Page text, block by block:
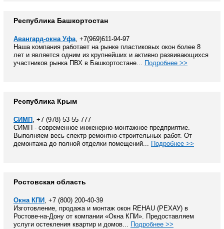
Республика Башкортостан
Авангард-окна Уфа, +7(969)611-94-97
Наша компания работает на рынке пластиковых окон более 8
лет и является одним из крупнейших и активно развивающихся
участников рынка ПВХ в Башкортостане... Подробнее >>
Республика Крым
СИМП , +7 (978) 53-55-777
СИМП - современное инженерно-монтажное предприятие.
Выполняем весь спектр ремонтно-строительных работ. От
демонтажа до полной отделки помещений... Подробнее >>
Ростовская область
Окна КПИ , +7 (800) 200-40-39
Изготовление, продажа и монтаж окон REHAU (РЕХАУ) в
Ростове-на-Дону от компании «Окна КПИ». Предоставляем
услуги остекления квартир и домов... Подробнее >>